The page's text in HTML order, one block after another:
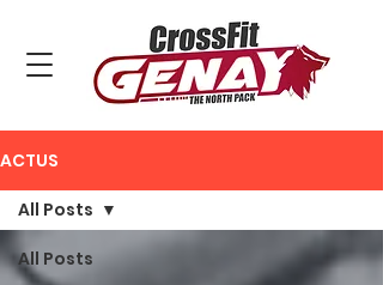
ACTUS
All Posts
All Posts